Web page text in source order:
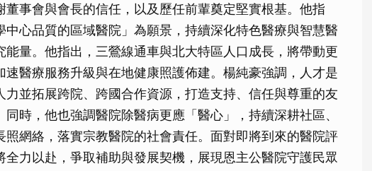
事會與會長的信任，以及歷任前輩奠定堅實根基。他指
中心品質的區域醫院」為願景，持續深化特色醫療與智慧醫
量。他指出，三鶯線通車與北大特區人口成長，將帶動更
速醫療服務升級與在地健康照護佈建。楊純豪強調，人才是
並拓展跨院、跨國合作資源，打造支持、信任與尊重的友
時，他也強調醫院除醫病更應「醫心」，持續深耕社區、
網絡，落實宗教醫院的社會責任。面對即將到來的醫院評
力以赴，爭取補助與發展契機，展現恩主公醫院守護民眾